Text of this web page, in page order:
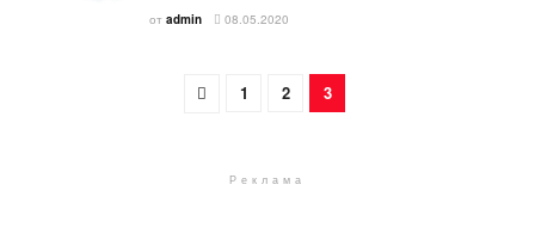
от admin 08.05.2020
1 2 3
Реклама